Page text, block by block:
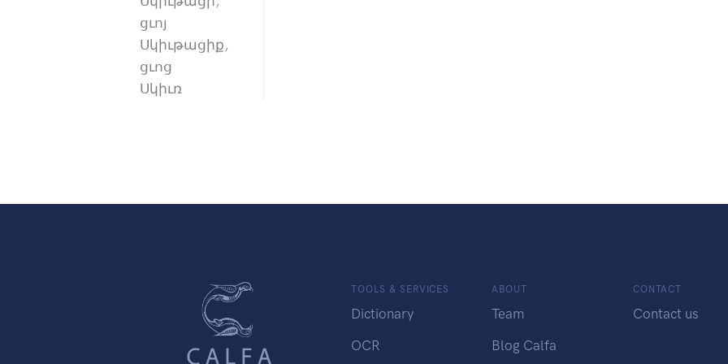
ցւոյ
Սկիւթացիք,
ցւոց
Սկիւռ
TOOLS & SERVICES
Dictionary
OCR
ABOUT
Team
Blog Calfa
CONTACT
Contact us